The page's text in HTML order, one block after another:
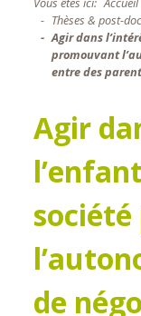
Thèses & post-doc
Agir dans
promouvant
entre des
Agir
de